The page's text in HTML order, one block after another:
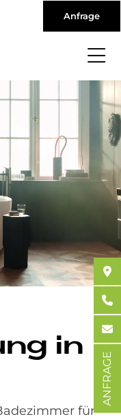
Anfrage
in
für
ANFRAGE